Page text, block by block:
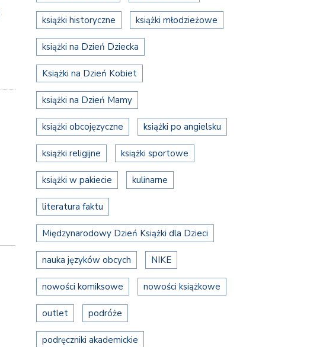
książki historyczne książki młodzieżowe
książki na Dzień Dziecka
Książki na Dzień Kobiet
książki na Dzień Mamy
książki obcojęzyczne książki po angielsku
książki religijne książki sportowe
książki w pakiecie kulinarne
literatura faktu
Międzynarodowy Dzień Książki dla Dzieci
nauka języków obcych NIKE
nowości komiksowe nowości książkowe
outlet podróże
podręczniki akademickie